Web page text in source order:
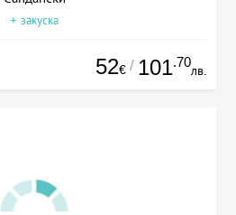
+ закуска
52€ / 101.70
лв.